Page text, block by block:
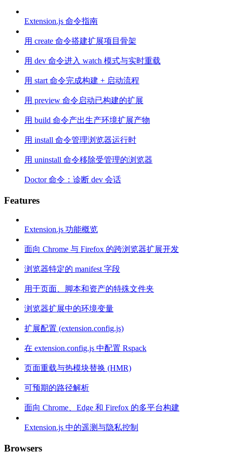
Extension.js 命令指南
用 create 命令搭建扩展项目骨架
用 dev 命令进入 watch 模式与实时重载
用 start 命令完成构建 + 启动流程
用 preview 命令启动已构建的扩展
用 build 命令产出生产环境扩展产物
用 install 命令管理浏览器运行时
用 uninstall 命令移除受管理的浏览器
Doctor 命令：诊断 dev 会话
Features
Extension.js 功能概览
面向 Chrome 与 Firefox 的跨浏览器扩展开发
浏览器特定的 manifest 字段
用于页面、脚本和资产的特殊文件夹
浏览器扩展中的环境变量
扩展配置 (extension.config.js)
在 extension.config.js 中配置 Rspack
页面重载与热模块替换 (HMR)
可预期的路径解析
面向 Chrome、Edge 和 Firefox 的多平台构建
Extension.js 中的遥测与隐私控制
Browsers